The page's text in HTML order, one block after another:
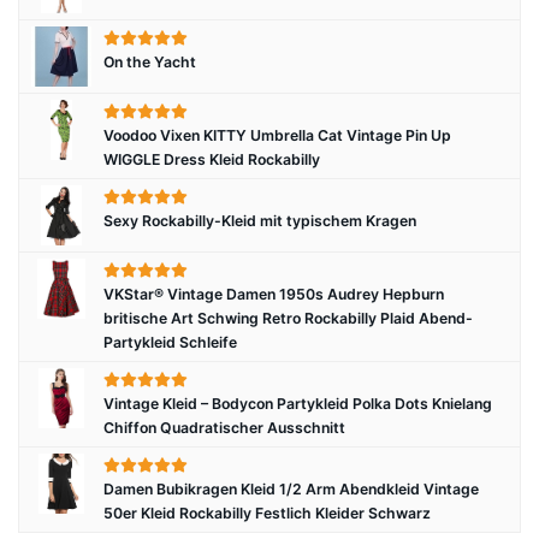
On the Yacht
Voodoo Vixen KITTY Umbrella Cat Vintage Pin Up
WIGGLE Dress Kleid Rockabilly
Sexy Rockabilly-Kleid mit typischem Kragen
VKStar® Vintage Damen 1950s Audrey Hepburn
britische Art Schwing Retro Rockabilly Plaid Abend-
Partykleid Schleife
Vintage Kleid – Bodycon Partykleid Polka Dots Knielang
Chiffon Quadratischer Ausschnitt
Damen Bubikragen Kleid 1/2 Arm Abendkleid Vintage
50er Kleid Rockabilly Festlich Kleider Schwarz